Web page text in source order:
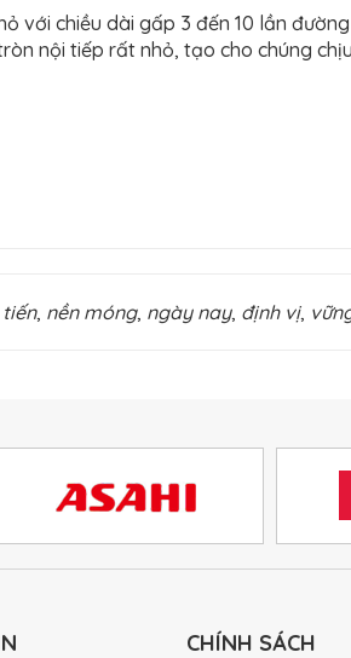
với chiều dài gấp 3 đến 10 lần
nội tiếp rất nhỏ, tạo cho chúng
, nền móng, ngày nay, định vị,
CHÍNH SÁCH